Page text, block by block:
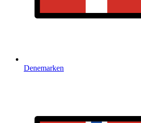
Denemarken